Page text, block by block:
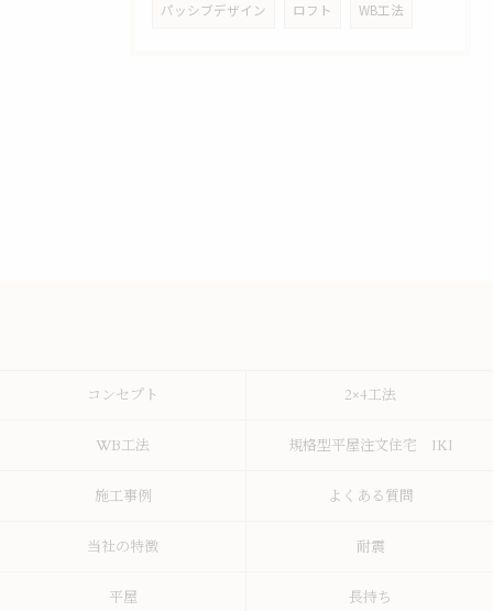
パッシブデザイン ロフト WB工法
コンセプト 2×4工法
WB工法 規格型平屋注文住宅 IKI
施工事例 よくある質問
当社の特徴 耐震
平屋 長持ち